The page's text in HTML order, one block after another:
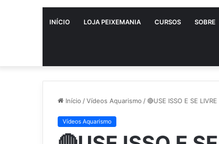
INÍCIO LOJA PEIXEMANIA CURSOS SOBRE
Início /Vídeos Aquarismo /🔴USE ISSO E SE
Vídeos Aquarismo